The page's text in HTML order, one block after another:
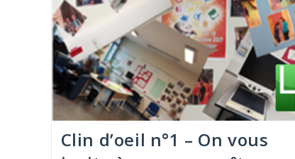
Clin d’oeil n°1 – On vous